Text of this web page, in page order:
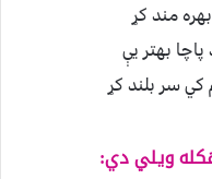
مند كړ
بهتر يې
سر بلند كړ
هكله ويلي دي: